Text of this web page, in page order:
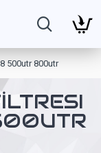
500utr 800utr